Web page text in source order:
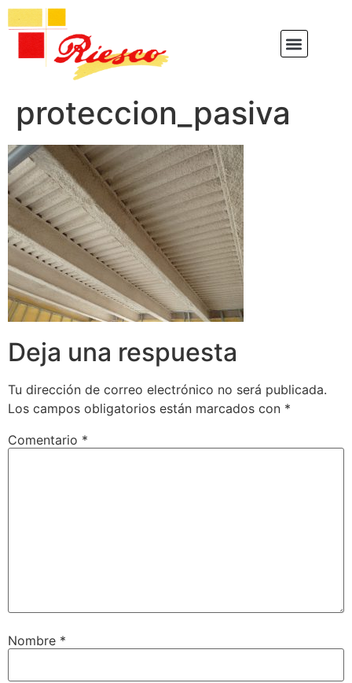
proteccion_pasiva
Deja una respuesta
Tu dirección de correo electrónico no será publicada.
Los campos obligatorios están marcados con *
Comentario *
Nombre *